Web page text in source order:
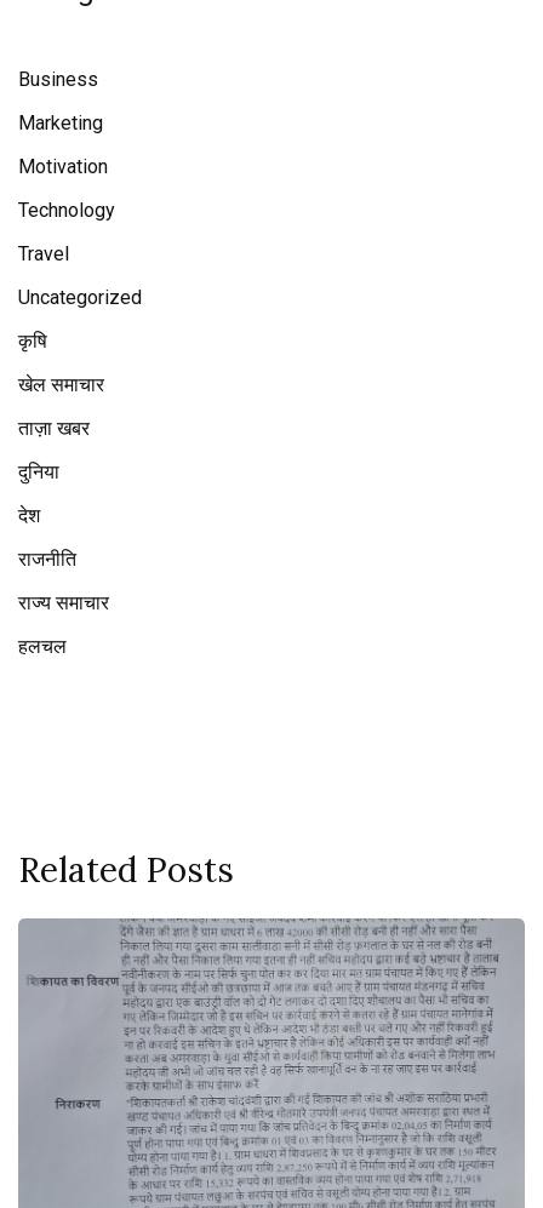
Business
Marketing
Motivation
Technology
Travel
Uncategorized
कृषि
खेल समाचार
ताज़ा खबर
दुनिया
देश
राजनीति
राज्य समाचार
हलचल
Related Posts